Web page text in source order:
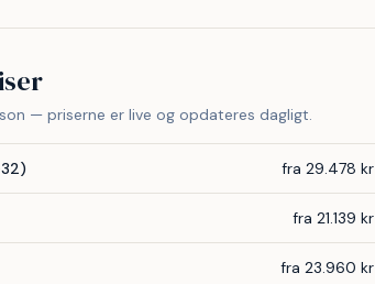
— priserne er live og opdateres dagligt.
fra 29.478 kr
fra 21.139 kr
fra 23.960 kr